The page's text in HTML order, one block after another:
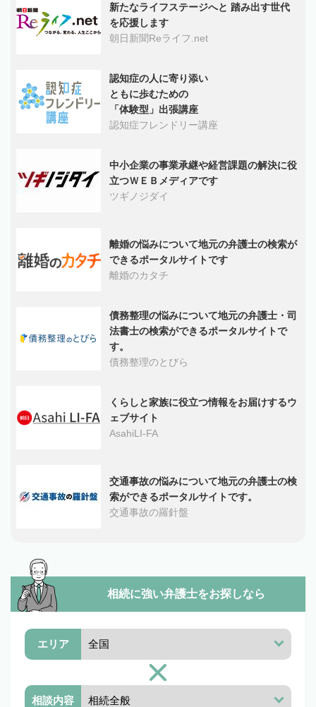
新たなライフステージへと 踏み出す世代
を応援します
朝日新聞Reライフ.net
認知症の人に寄り添い
ともに歩むための
「体験型」出張講座
認知症フレンドリー講座
中小企業の事業承継や経営課題の解決に役
立つＷＥＢメディアです
ツギノジダイ
離婚の悩みについて地元の弁護士の検索が
できるポータルサイトです
離婚のカタチ
債務整理の悩みについて地元の弁護士・司
法書士の検索ができるポータルサイトで
す。
債務整理のとびら
くらしと家族に役立つ情報をお届けするウ
ェブサイト
AsahiLI-FA
交通事故の悩みについて地元の弁護士の検
索ができるポータルサイトです。
交通事故の羅針盤
相続に強い弁護士をお探しなら
エリア
相談内容